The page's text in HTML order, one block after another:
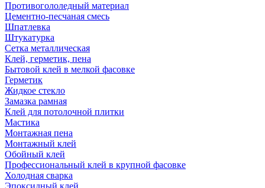
Противогололедный материал
Цементно-песчаная смесь
Шпатлевка
Штукатурка
Сетка металлическая
Клей, герметик, пена
Бытовой клей в мелкой фасовке
Герметик
Жидкое стекло
Замазка рамная
Клей для потолочной плитки
Мастика
Монтажная пена
Монтажный клей
Обойный клей
Профессиональный клей в крупной фасовке
Холодная сварка
Эпоксидный клей